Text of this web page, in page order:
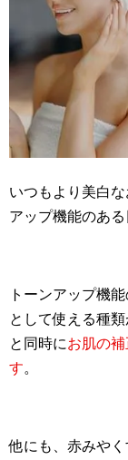
いつもより美白
アップ機能のあ
トーンアップ機
として使える種
と同時にお肌の
す。
他にも、赤みや